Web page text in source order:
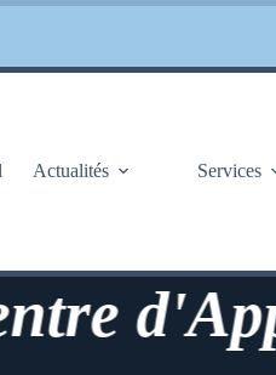
Actualités Services